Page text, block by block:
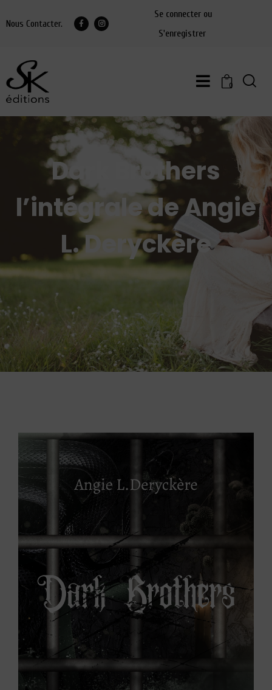
Nous Contacter.
Se connecter ou
S'enregistrer
0
Dark Brothers
l’intégrale de Angie
L. Deryckère